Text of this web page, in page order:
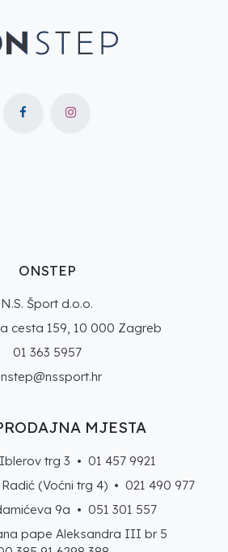
ONSTEP
N.S. Šport d.o.o.
cesta 159, 10 000 Zagreb
01 363 5957
MJESTA
trg 3 • 01 457 9921
(Voćni trg 4) • 021 490 977
9a • 051 301 557
pape Aleksandra III br 5